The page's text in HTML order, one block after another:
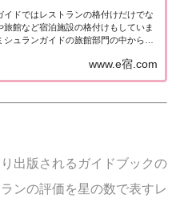
イドではレストランの格付けだけでな
旅館など宿泊施設の格付けもしていま
シュランガイドの旅館部門の中から最
た♪ いずれも人気ランキングなどで常
す有名旅館。各旅館の情報と口コミ評
www.e宿.com
出版されるガイドブックの
ンの評価を星の数で表すレ